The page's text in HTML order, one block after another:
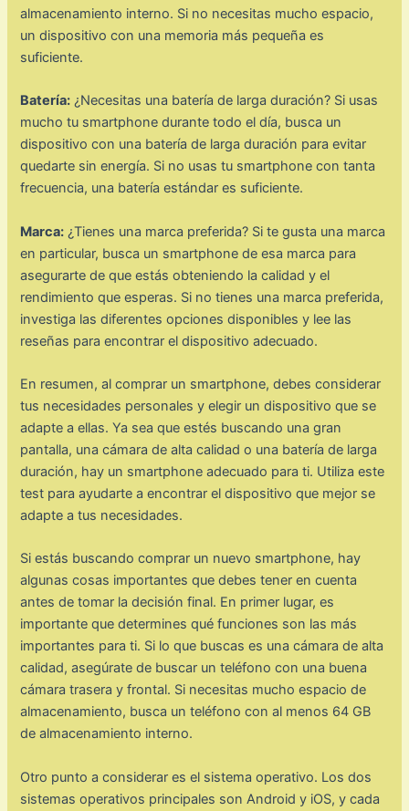
almacenamiento interno. Si no necesitas mucho espacio,
un dispositivo con una memoria más pequeña es
suficiente.
Batería: ¿Necesitas una batería de larga duración? Si usas
mucho tu smartphone durante todo el día, busca un
dispositivo con una batería de larga duración para evitar
quedarte sin energía. Si no usas tu smartphone con tanta
frecuencia, una batería estándar es suficiente.
Marca: ¿Tienes una marca preferida? Si te gusta una marca
en particular, busca un smartphone de esa marca para
asegurarte de que estás obteniendo la calidad y el
rendimiento que esperas. Si no tienes una marca preferida,
investiga las diferentes opciones disponibles y lee las
reseñas para encontrar el dispositivo adecuado.
En resumen, al comprar un smartphone, debes considerar
tus necesidades personales y elegir un dispositivo que se
adapte a ellas. Ya sea que estés buscando una gran
pantalla, una cámara de alta calidad o una batería de larga
duración, hay un smartphone adecuado para ti. Utiliza este
test para ayudarte a encontrar el dispositivo que mejor se
adapte a tus necesidades.
Si estás buscando comprar un nuevo smartphone, hay
algunas cosas importantes que debes tener en cuenta
antes de tomar la decisión final. En primer lugar, es
importante que determines qué funciones son las más
importantes para ti. Si lo que buscas es una cámara de alta
calidad, asegúrate de buscar un teléfono con una buena
cámara trasera y frontal. Si necesitas mucho espacio de
almacenamiento, busca un teléfono con al menos 64 GB
de almacenamiento interno.
Otro punto a considerar es el sistema operativo. Los dos
sistemas operativos principales son Android y iOS, y cada